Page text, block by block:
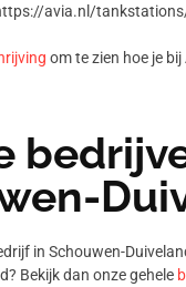
avia.nl/
om te zien hoe je
in Schouwen-
Bekijk dan onze gehele